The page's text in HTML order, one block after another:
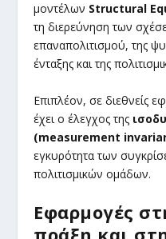
μοντέλων Structural
τη διερεύνηση των
επαναπολιτισμού, της
ένταξης και της
Επιπλέον, σε διεθνείς
έχει ο έλεγχος της
(measurement
εγκυρότητα των
πολιτισμικών ομάδων.
Εφαρμογές
πράξη και